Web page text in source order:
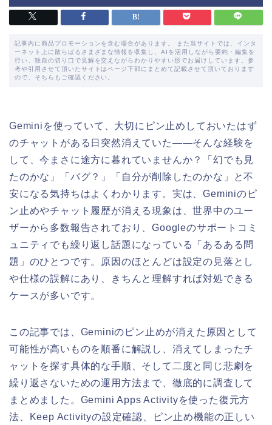
記事内に商品プロモーションを含む場合があります。 また当サイトでは、インタ
ーネット上に散らばるさまざまな情報を収集し、AIを活用しながら要約・編集を
行い、独自の切り口で見解を交えながらわかりやすい形でお届けしています。参
考や引用させて頂いたサイトはページ下部にまとめて記載させて頂いております
ので、そちらもご確認ください。
Geminiを使っていて、大切にピン止めしておいたはず
のチャットがある日突然消えていた——そんな経験を
して、今まさに途方に暮れていませんか？「幻でも見
たのかな」「バグ？」「自分が削除したのかな」と不
安になる気持ちはよくわかります。実は、Geminiのピ
ン止めやチャット履歴が消える現象は、世界中のユー
ザーから多数報告されており、Googleのサポートコミ
ュニティでも繰り返し話題になっている「あるある問
題」のひとつです。原因のほとんどは設定の見落とし
や仕様の誤解にあり、きちんと理解すれば対処できる
ケースが多いです。
この記事では、Geminiのピン止めが消えた原因として
可能性が高いものを順番に解説し、消えてしまったチ
ャットを探す具体的な手順、そして二度と同じ悲劇を
繰り返さないための運用方法まで、徹底的に調査して
まとめました。Gemini Apps Activityを使った復元方
法、Keep Activityの設定確認、ピン止め機能の正しい